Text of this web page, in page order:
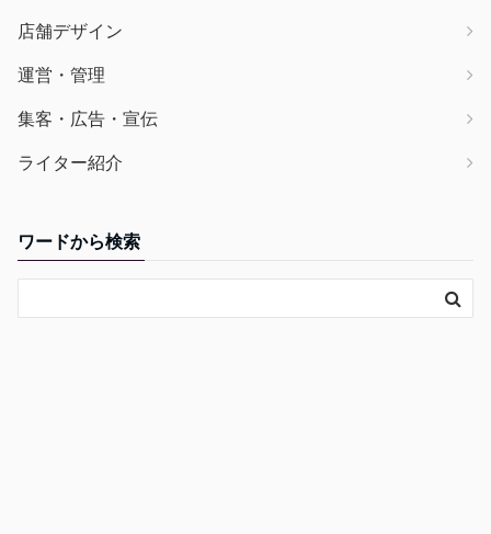
店舗デザイン
運営・管理
集客・広告・宣伝
ライター紹介
ワードから検索